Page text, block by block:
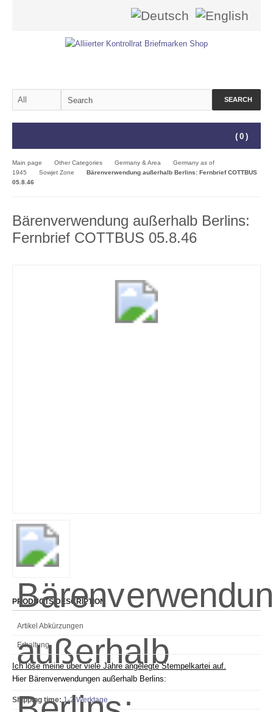
SEARCH
( 0 )
Main page Other Categories Germany & Area
Germany as of
1945
Sowjet Zone
Bärenverwendung außerhalb Berlins: Fernbrief COTTBUS
05.8.46
Bärenverwendung außerhalb Berlins:
Fernbrief COTTBUS 05.8.46
PRODUCTS DESCRIPTION
Artikel Abkürzungen
Erhaltung
Ich löse meine über viele Jahre angelegte Stempelkartei auf.
Hier Bärenverwendungen außerhalb Berlins:
Shipping time: 1-2 Werktage